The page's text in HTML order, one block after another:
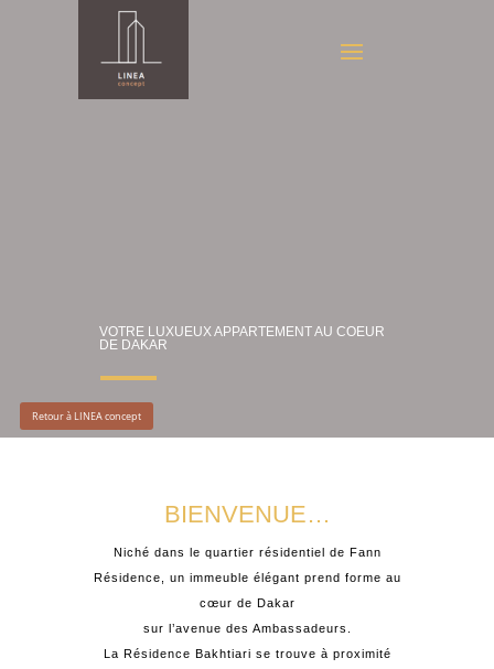
VOTRE LUXUEUX APPARTEMENT AU COEUR
DE DAKAR
Retour à LINEA concept
BIENVENUE…
Niché dans le quartier résidentiel de Fann
Résidence, un immeuble élégant prend forme au
cœur de Dakar
sur l’avenue des Ambassadeurs.
La Résidence Bakhtiari se trouve à proximité